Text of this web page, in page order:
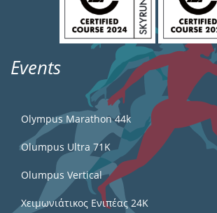
Events
Olympus Marathon 44k
Olumpus Ultra 71K
Olumpus Vertical
Χειμωνιάτικος Ενιπέας 24Κ